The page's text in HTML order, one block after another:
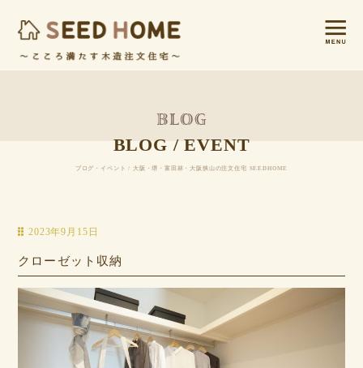
BLOG / EVENT
ブログ・イベント / 大阪・堺・富田林・大阪狭山の注文住宅 SEEDHOME
2023年9月15日
クローゼット収納